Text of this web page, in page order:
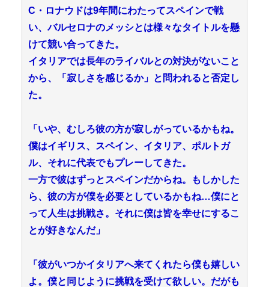
C・ロナウドは9年間にわたってスペインで戦
い、バルセロナのメッシとは様々なタイトルを懸
けて競い合ってきた。
イタリアでは長年のライバルとの対決がないこと
から、「寂しさを感じるか」と問われると否定し
た。
「いや、むしろ彼の方が寂しがっているかもね。
僕はイギリス、スペイン、イタリア、ポルトガ
ル、それに代表でもプレーしてきた。
一方で彼はずっとスペインだからね。もしかした
ら、彼の方が僕を必要としているかもね…僕にと
って人生は挑戦さ。それに僕は皆を幸せにするこ
とが好きなんだ」
「彼がいつかイタリアへ来てくれたら僕も嬉しい
よ。僕と同じように挑戦を受けて欲しい。だがも